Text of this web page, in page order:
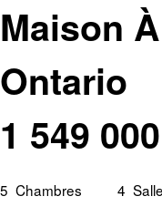
Maison
Ontario
1 549 000
5 Chambres 4